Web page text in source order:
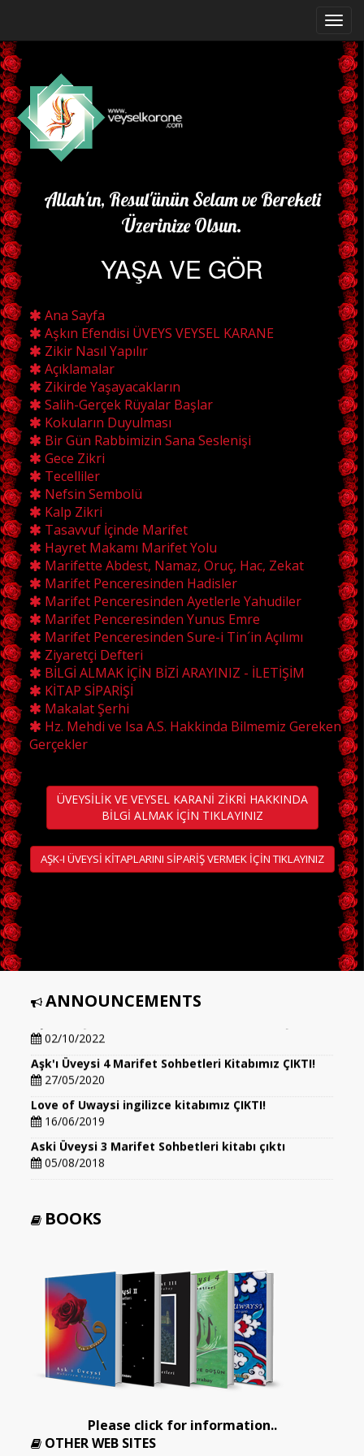
Allah'ın, Resul'ünün Selam ve Bereketi
Üzerinize Olsun.
YAŞA VE GÖR
Ana Sayfa
Aşkın Efendisi ÜVEYS VEYSEL KARANE
Zikir Nasıl Yapılır
Açıklamalar
Zikirde Yaşayacakların
Salih-Gerçek Rüyalar Başlar
Kokuların Duyulması
Bir Gün Rabbimizin Sana Seslenişi
Gece Zikri
Tecelliler
Nefsin Sembolü
Kalp Zikri
Tasavvuf İçinde Marifet
Hayret Makamı Marifet Yolu
Marifette Abdest, Namaz, Oruç, Hac, Zekat
Marifet Penceresinden Hadisler
Marifet Penceresinden Ayetlerle Yahudiler
Marifet Penceresinden Yunus Emre
Marifet Penceresinden Sure-i Tin´in Açılımı
Ziyaretçi Defteri
BİLGİ ALMAK İÇİN BİZİ ARAYINIZ - İLETİŞİM
KİTAP SİPARİŞİ
Makalat Şerhi
Hz. Mehdi ve Isa A.S. Hakkinda Bilmemiz Gereken
Gerçekler
ÜVEYSİLİK VE VEYSEL KARANİ ZİKRİ HAKKINDA
BİLGİ ALMAK İÇİN TIKLAYINIZ
AŞK-I ÜVEYSİ KİTAPLARINI SİPARİŞ VERMEK İÇİN TIKLAYINIZ
ANNOUNCEMENTS
02/10/2022
Aşk'ı Üveysi 4 Marifet Sohbetleri Kitabımız ÇIKTI!
27/05/2020
Love of Uwaysi ingilizce kitabımız ÇIKTI!
16/06/2019
Aski Üveysi 3 Marifet Sohbetleri kitabı çıktı
05/08/2018
BOOKS
Please click for information..
OTHER WEB SITES